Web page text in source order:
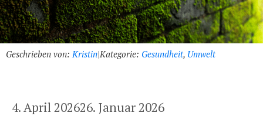
Geschrieben von:Kristin|Kategorie: Gesundheit, Umwelt
4. April 202626. Januar 2026